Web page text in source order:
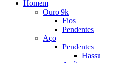
Homem
Ouro 9k
Fios
Pendentes
Aço
Pendentes
Hassu